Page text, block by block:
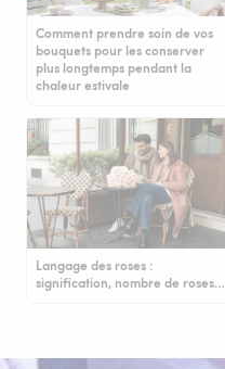
Comment prendre soin de vos
bouquets pour les conserver
plus longtemps pendant la
chaleur estivale
Langage des roses :
signification, nombre de roses…